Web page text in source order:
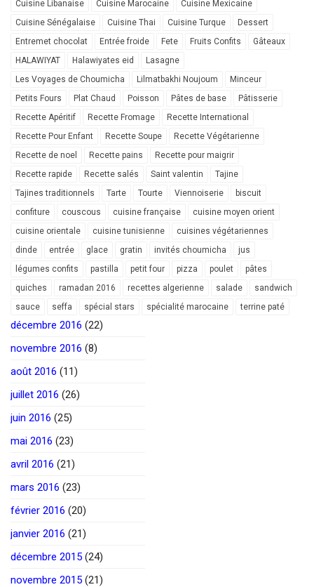
Cuisine Libanaise Cuisine Marocaine
Cuisine Mexicaine
Cuisine Sénégalaise
Cuisine Thai Cuisine Turque
Dessert
Entremet chocolat
Entrée froide Fete Fruits Confits
Gâteaux
HALAWIYAT
Halawiyates eid
Lasagne
Les Voyages de Choumicha
Lilmatbakhi Noujoum
Minceur
Petits Fours
Plat Chaud Poisson Pâtes de base
Pâtisserie
Recette Apéritif
Recette Fromage
Recette International
Recette Pour Enfant
Recette Soupe
Recette Végétarienne
Recette de noel
Recette pains
Recette pour maigrir
Recette rapide
Recette salés Saint valentin
Tajine
Tajines traditionnels
Tarte Tourte Viennoiserie
biscuit
confiture
couscous cuisine française
cuisine moyen orient
cuisine orientale
cuisine tunisienne
cuisines végétariennes
dinde
entrée glace gratin invités choumicha
jus
légumes confits
pastilla petit four pizza poulet
pâtes
quiches
ramadan 2016 recettes algerienne salade
sandwich
sauce
seffa spécial stars spécialité marocaine terrine paté
décembre 2016 (22)
novembre 2016 (8)
août 2016 (11)
juillet 2016 (26)
juin 2016 (25)
mai 2016 (23)
avril 2016 (21)
mars 2016 (23)
février 2016 (20)
janvier 2016 (21)
décembre 2015 (24)
novembre 2015 (21)